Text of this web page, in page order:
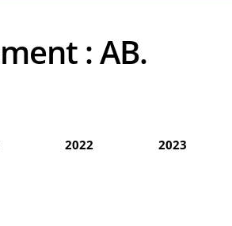
:AB.
2022 2023